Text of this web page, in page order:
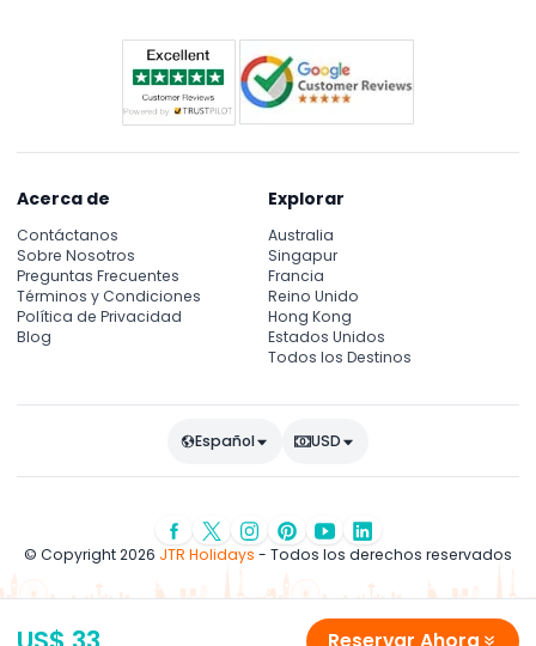
Reservar Ahora
Acerca de
Contáctanos
Sobre Nosotros
Preguntas Frecuentes
Términos y Condiciones
Política de Privacidad
Blog
Explorar
Australia
Singapur
Francia
Reino Unido
Hong Kong
Estados Unidos
Todos los Destinos
Español USD
© Copyright 2026 JTR Holidays - Todos los derechos reservados